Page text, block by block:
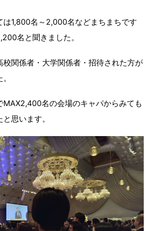
は1,800名～2,000名などまちまちです
名と聞きました。
校関係者・大学関係者・招待された方が
MAX2,400名の会場のキャパからみても
思います。